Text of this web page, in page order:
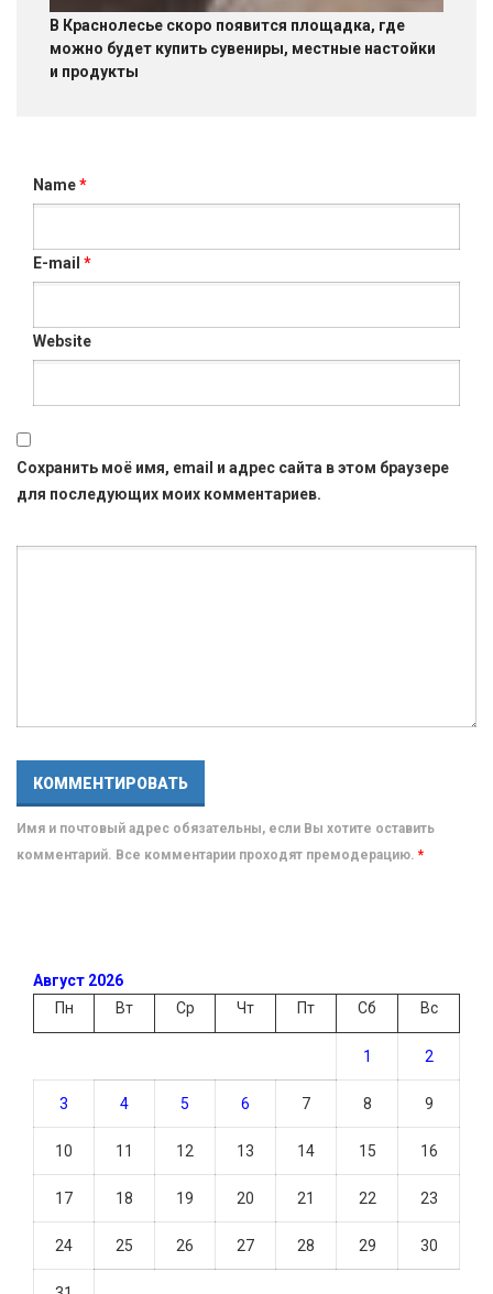
В Краснолесье скоро появится площадка, где
можно будет купить сувениры, местные настойки
и продукты
Name*
E-mail *
Website
Сохранить моё имя, email и адрес сайта в этом браузере
для последующих моих комментариев.
Имя и почтовый адрес обязательны, если Вы хотите оставить
комментарий. Все комментарии проходят премодерацию. *
Август 2026
Пн
Вт Ср Чт Пт Сб Вс
1 2
3 4 5 6 7 8 9
10 11 12 13 14 15 16
17 18 19 20 21 22 23
24 25 26 27 28 29 30